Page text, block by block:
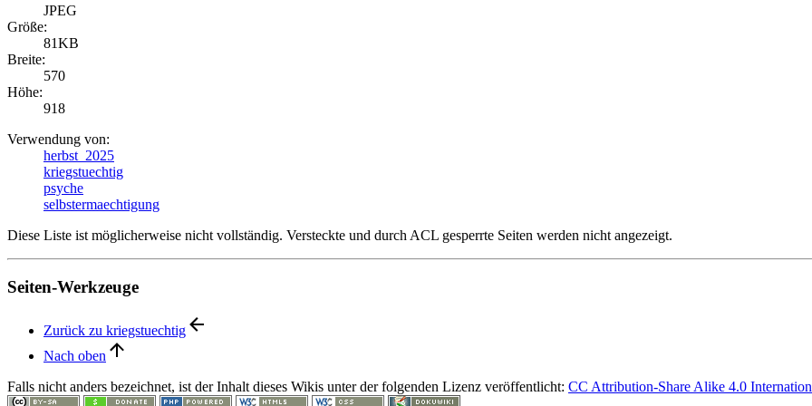
JPEG
Größe:
81KB
Breite:
570
Höhe:
918
Verwendung von:
herbst_2025
kriegstuechtig
psyche
selbstermaechtigung
Diese Liste ist möglicherweise nicht vollständig. Versteckte und durch ACL gesperrte Seiten werden nicht angezeigt.
Seiten-Werkzeuge
Zurück zu kriegstuechtig
Nach oben
Falls nicht anders bezeichnet, ist der Inhalt dieses Wikis unter der folgenden Lizenz veröffentlicht: CC Attribution-Share Alike 4.0